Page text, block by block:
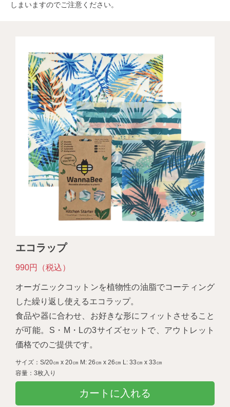
しまいますのでご注意ください。
エコラップ
990円（税込）
オーガニックコットンを植物性の油脂でコーティング
した繰り返し使えるエコラップ。
食品や器に合わせ、お好きな形にフィットさせること
が可能。S・M・Lの3サイズセットで、アウトレット
価格でのご提供です。
サイズ：S/20㎝ x 20㎝ M: 26㎝ x 26㎝ L: 33㎝ x 33㎝
容量：3枚入り
カートに入れる